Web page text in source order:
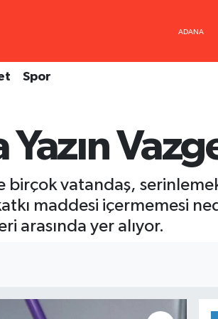
Spor
Yazın
birçok vatandaş,
maddesi içermemesi
arasında yer alıyor.